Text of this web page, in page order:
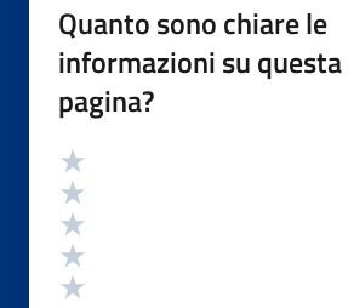
Quanto sono chiare le
informazioni su questa
pagina?
Valutazione